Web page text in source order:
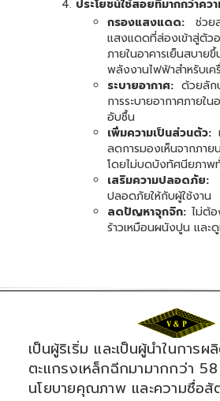
ประโยชน์ใช้สอยที่มากกว่าคว
กรองแสงแดด: ช่วย
แสงแดดที่ส่องเข้าสู่ตัว
ภายในอาคารเย็นสบ
พลังงานไฟฟ้าสำหรับเ
ระบายอากาศ: ด้วยลัก
การระบายอากาศภาย
อับชื้น
เพิ่มความเป็นส่วนตัว:
ลดการมองเห็นจากภาย
โดยไม่บดบังทัศนียภาพ
เสริมความปลอดภัย:
ปลอดภัยให้กับผู้ใช้งาน
ลดปัญหาจุกจิก: ไม่ต้
ร้าวเหมือนผนังปูน และ
เป็นผู้ริเริ่ม และเป็นผู้นำในการ
ตะแกรงเหล็กฉีกมามากกว่า
นโยบายคุณภาพ และความซื่อสั